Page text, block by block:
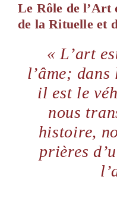
Le Rôle de l’Art
de la Rituelle et
« L’art
l’âme;
il est le
nous
histoire,
prières